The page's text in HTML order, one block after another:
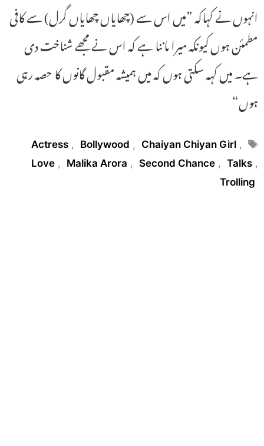
انہوں نے کہاکہ ”میں اس سے (چھایاں چھایاں گرل) سے کافی
مطمئن ہوں کیونکہ میرا ماننا ہے کہ اس نے مجھے شناخت دی
ہے۔ میں کہہ سکتی ہوں کہ میں ہمیشہ مقبول گانوں کا حصہ رہی
ہوں“
Tags
Actress , Bollywood , Chaiyan Chiyan Girl ,
Love , Malika Arora , Second Chance , Talks ,
Trolling